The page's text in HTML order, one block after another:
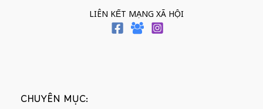
LIÊN KẾT MẠNG XÃ HỘI
CHUYÊN MỤC: